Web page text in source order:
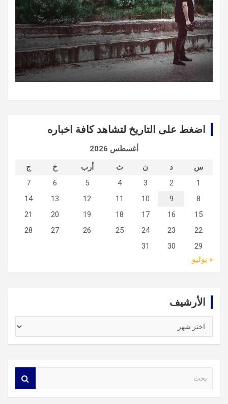
اضغط على التاريخ لتشاهد كافة اخباره
أغسطس 2026
س
د ن ث أرب خ
ج
1
2
3
4
5
6
7
8
9
10
11
12
13
14
15
16
17
18
19
20
21
22
23
24
25
26
27
28
29
30
31
« يوليو
الأرشيف